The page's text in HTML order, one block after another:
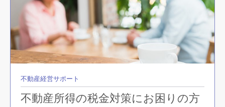
不動産経営サポート
不動産所得の税金対策にお困りの方